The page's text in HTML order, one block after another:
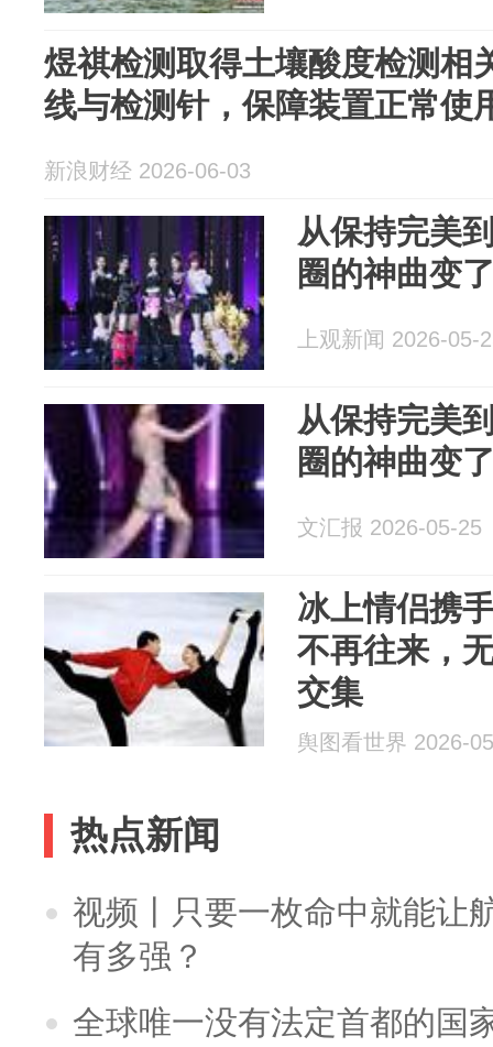
煜祺检测取得土壤酸度检测相
线与检测针，保障装置正常使
新浪财经 2026-06-03
从保持完美
圈的神曲变
上观新闻 2026-05-
从保持完美
圈的神曲变
文汇报 2026-05-25
冰上情侣携
不再往来，
交集
舆图看世界 2026-
热点新闻
视频丨只要一枚命中就能让
有多强？
全球唯一没有法定首都的国